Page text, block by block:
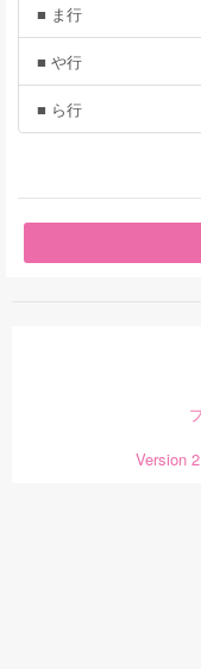
■ ま行
■ や行
■ ら行
Version